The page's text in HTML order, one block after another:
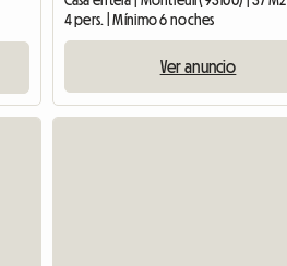
4 pers. | Mínimo 6 noches
Ver anuncio